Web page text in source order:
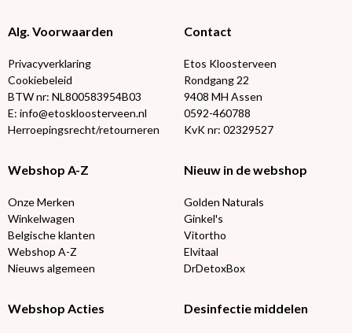
Alg. Voorwaarden
Privacyverklaring
Cookiebeleid
BTW nr: NL800583954B03
E: info@etoskloosterveen.nl
Herroepingsrecht/retourneren
Contact
Etos Kloosterveen
Rondgang 22
9408 MH Assen
0592-460788
KvK nr: 02329527
Webshop A-Z
Onze Merken
Winkelwagen
Belgische klanten
Webshop A-Z
Nieuws algemeen
Nieuw in de webshop
Golden Naturals
Ginkel's
Vitortho
Elvitaal
DrDetoxBox
Webshop Acties Desinfectie middelen